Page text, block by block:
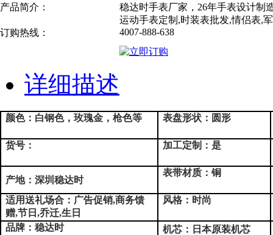
产品简介：
稳达时手表厂家，26年手表设计制
运动手表定制,时装表批发,情侣表,
订购热线：
4007-888-638
详细描述
颜色：白钢色，玫瑰金，枪色等 表盘形状：圆形
货号： 加工定制：是
产地：深圳稳达时
表带材质：铜
适用送礼场合：广告促销,商务馈
赠,节日,乔迁,生日
风格：时尚
品牌：稳达时 机芯： 日本原装机芯